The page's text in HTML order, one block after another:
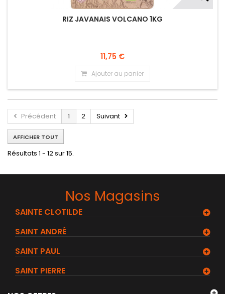
RIZ JAVANAIS VOLCANO 1KG
11,75 €
Ajouter au panier
Précédent 1 2 Suivant
AFFICHER TOUT
Résultats 1 - 12 sur 15.
Nos Magasins
SAINTE CLOTILDE
SAINT ANDRÉ
SAINT PAUL
SAINT PIERRE